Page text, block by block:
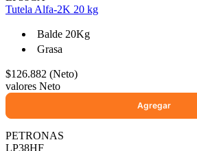
Tutela Alfa-2K 20 kg
Balde 20Kg
Grasa
$126.882 (Neto)
valores Neto
PETRONAS
LP38HF